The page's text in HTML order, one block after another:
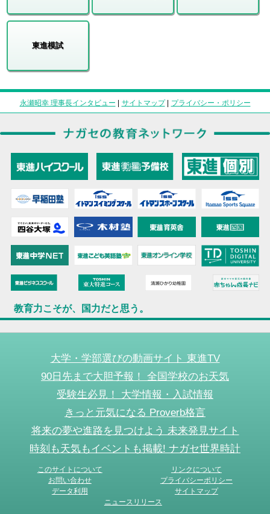
東進模試
永瀬昭幸 理事長インタビュー | サイトマップ| プライバシー・ポリシー
教育力こそが、国力だと思う。
大学・学部選びの動画サイト 東進TV
90日先まで大胆予報！ 全国学校のお天気
受験生必見！ 大学情報・入試情報
きっと元気になる Proverb格言
将来の夢や進路を見つけよう 未来発見サイト
時刻も天気もイベントも掲載! ナガセ世界時計
このサイトについて
リンクについて
お問い合わせ
プライバシーポリシー
データ利用
サイトマップ
ニュースリリース